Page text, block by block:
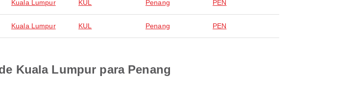
Kuala Lumpur KUL Penang PEN
Kuala Lumpur KUL Penang PEN
Kuala Lumpur para Penang